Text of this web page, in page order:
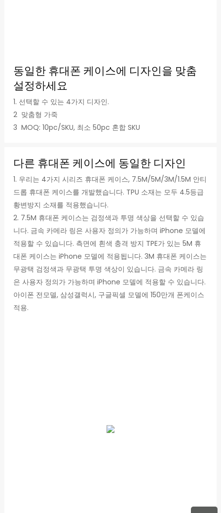
동일한 휴대폰 케이스에 디자인을 맞춤
설정하세요
1. 선택할 수 있는 4가지 디자인.
2 맞춤형 가죽
3 MOQ: 10pc/SKU, 최소 50pc 혼합 SKU
다른 휴대폰 케이스에 동일한 디자인
1. 우리는 4가지 시리즈 휴대폰 케이스, 7.5M/5M/3M/1.5M 안티
드롭 휴대폰 케이스를 개발했습니다. TPU 소재는 모두 4.5등급
황변방지 소재를 적용했습니다.
2. 7.5M 휴대폰 케이스는 검정색과 투명 색상을 선택할 수 있습
니다. 금속 카메라 링은 사용자 정의가 가능하며 iPhone 모델에
적용할 수 있습니다. 측면에 흰색 충격 방지 TPE가 있는 5M 휴
대폰 케이스는 iPhone 모델에 적용됩니다. 3M 휴대폰 케이스는
무광택 검정색과 무광택 투명 색상이 있습니다. 금속 카메라 링
은 사용자 정의가 가능하며 iPhone 모델에 적용할 수 있습니다.
아이폰 전모델, 삼성갤럭시, 구글픽셀 모델에 150만개 폰케이스
적용.